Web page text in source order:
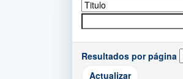
Resultados por página